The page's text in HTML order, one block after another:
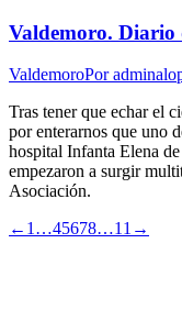
Valdemoro.
ValdemoroPor
Tras tener que echar el
por enterarnos que uno
hospital Infanta Elena
empezaron a surgir
Asociación.
← 1 …45678…11 →